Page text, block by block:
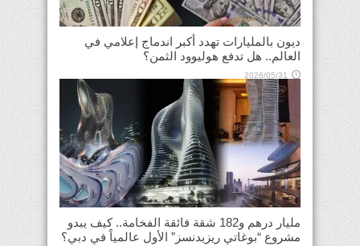
ديون بالمليارات تهدد أكبر اندماج إعلامي في
العالم.. هل تدفع هوليوود الثمن؟
2026/05/31
مليار درهم و182 شقة فائقة الفخامة.. كيف يبدو
مشروع “بوغاتي ريزيدنسز” الأول عالمياً في دبي؟